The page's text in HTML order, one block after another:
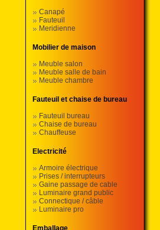
Canapé
Fauteuil
Meridienne
Mobilier de maison
Meuble salon
Meuble salle de bain
Meuble chambre
Fauteuil et chaise de bureau
Fauteuil bureau
Chaise de bureau
Chauffeuse
Electricité
Armoire électrique
Prises / interrupteurs
Gaine passage de cable
Luminaire grand public
Connectique / câble
Luminaire pro
Emballage